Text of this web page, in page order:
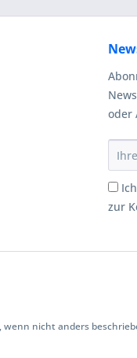
oder
zur
nicht anders